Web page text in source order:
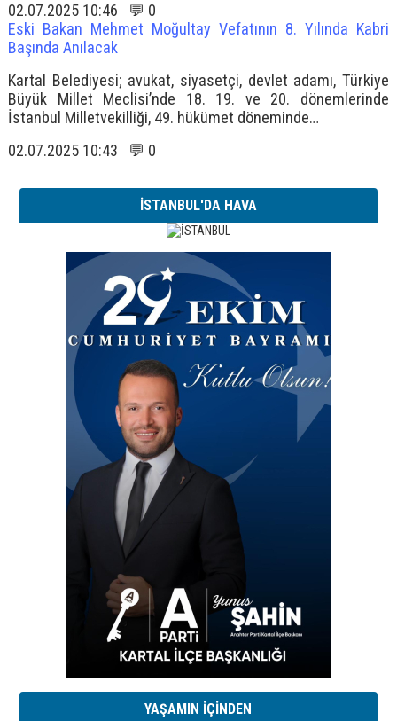
02.07.2025 10:46 💬 0
Eski Bakan Mehmet Moğultay Vefatının 8. Yılında Kabri
Başında Anılacak
Kartal Belediyesi; avukat, siyasetçi, devlet adamı, Türkiye
Büyük Millet Meclisi’nde 18. 19. ve 20. dönemlerinde
İstanbul Milletvekilliği, 49. hükümet döneminde…
02.07.2025 10:43 💬 0
İSTANBUL'DA HAVA
YAŞAMIN İÇİNDEN